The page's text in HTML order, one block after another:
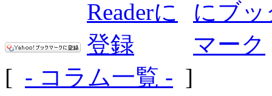
[ - コラム一覧 - ]